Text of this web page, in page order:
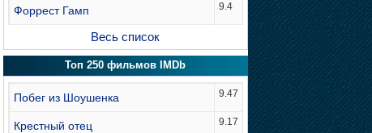
Форрест Гамп 9.4
Весь список
Топ 250 фильмов IMDb
Побег из Шоушенка 9.47
Крестный отец 9.17